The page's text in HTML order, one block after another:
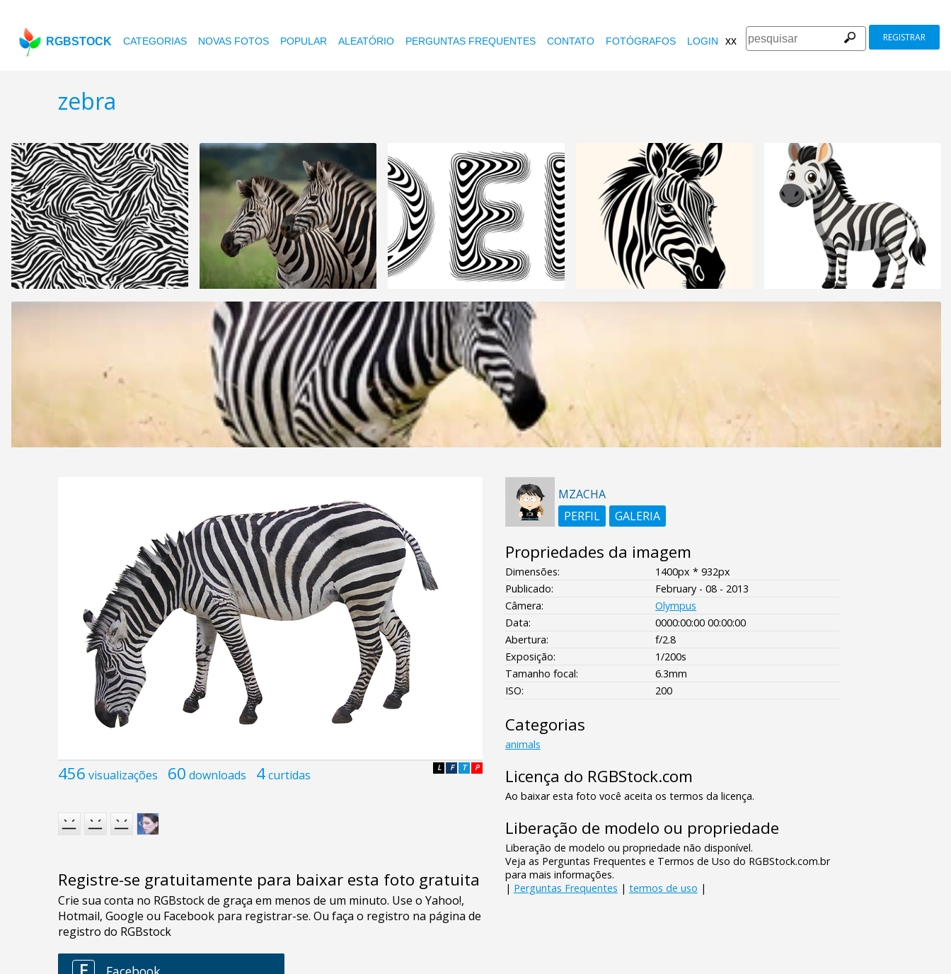
RGBSTOCK CATEGORIAS NOVAS FOTOS POPULAR ALEATÓRIO PERGUNTAS FREQUENTES CONTATO FOTÓGRAFOS LOGIN xx REGISTRAR
zebra
456 visualizações 60 downloads 4curtidas P
T
F
L
Registre-se gratuitamente para baixar esta foto gratuita
MZACHA
PERFIL
GALERIA
Propriedades da imagem
Dimensões:
1400px * 932px
Publicado:
February - 08 - 2013
Câmera:
Olympus
Data:
0000:00:00 00:00:00
Abertura:
f/2.8
Exposição:
1/200s
Tamanho focal:
6.3mm
ISO:
200
Categorias
animals
Licença do RGBStock.com
Ao baixar esta foto você aceita os termos da licença.
Liberação de modelo ou propriedade
Liberação de modelo ou propriedade não disponível.
Veja as Perguntas Frequentes e Termos de Uso do RGBStock.com.br
para mais informações.
| Perguntas Frequentes | termos de uso |